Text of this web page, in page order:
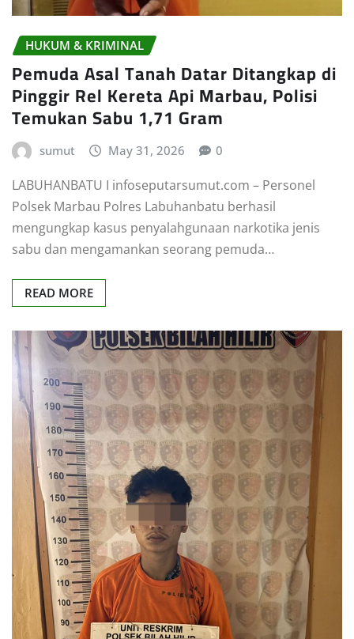
HUKUM & KRIMINAL
Pemuda Asal Tanah Datar Ditangkap di
Pinggir Rel Kereta Api Marbau, Polisi
Temukan Sabu 1,71 Gram
sumut May 31, 2026 0
LABUHANBATU I infoseputarsumut.com – Personel
Polsek Marbau Polres Labuhanbatu berhasil
mengungkap kasus penyalahgunaan narkotika jenis
sabu dan mengamankan seorang pemuda…
READ MORE